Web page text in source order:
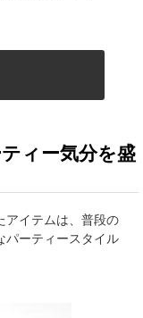
ィー気分を盛
アイテムは、普段の
パーティースタイル